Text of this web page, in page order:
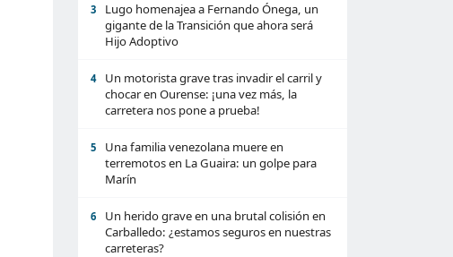
3
Lugo homenajea a Fernando Ónega, un
gigante de la Transición que ahora será
Hijo Adoptivo
4
Un motorista grave tras invadir el carril y
chocar en Ourense: ¡una vez más, la
carretera nos pone a prueba!
5
Una familia venezolana muere en
terremotos en La Guaira: un golpe para
Marín
6
Un herido grave en una brutal colisión en
Carballedo: ¿estamos seguros en nuestras
carreteras?